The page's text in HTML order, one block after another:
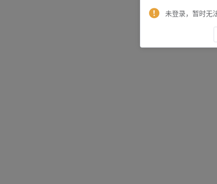
未登录，暂时无